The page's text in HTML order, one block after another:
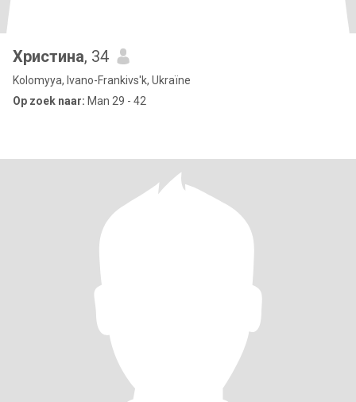
Христина, 34
Kolomyya, Ivano-Frankivs'k, Ukraïne
Op zoek naar: Man 29 - 42